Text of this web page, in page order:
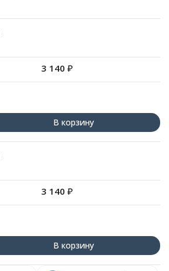
3 140 ₽
В корзину
3 140 ₽
В корзину